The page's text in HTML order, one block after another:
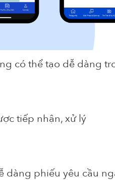
có thể tạo dễ dàng
tiếp nhận, xử lý
dàng phiếu yêu cầu